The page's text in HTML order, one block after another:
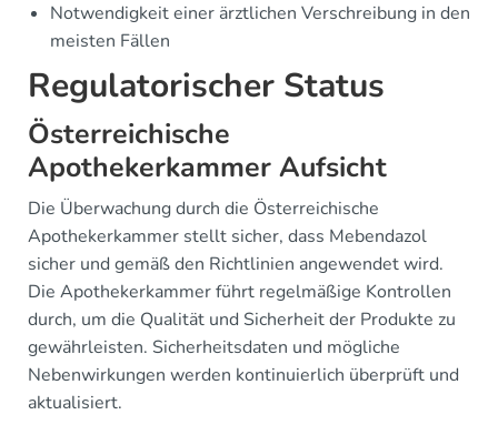
Notwendigkeit einer ärztlichen Verschreibung in den
meisten Fällen
Regulatorischer Status
Österreichische
Apothekerkammer Aufsicht
Die Überwachung durch die Österreichische
Apothekerkammer stellt sicher, dass Mebendazol
sicher und gemäß den Richtlinien angewendet wird.
Die Apothekerkammer führt regelmäßige Kontrollen
durch, um die Qualität und Sicherheit der Produkte zu
gewährleisten. Sicherheitsdaten und mögliche
Nebenwirkungen werden kontinuierlich überprüft und
aktualisiert.